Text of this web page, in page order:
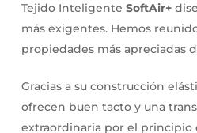
Tejido Inteligente SoftAir+
más exigentes. Hemos
propiedades más apreciadas
Gracias a su construcción
ofrecen buen tacto y una
extraordinaria por el principio